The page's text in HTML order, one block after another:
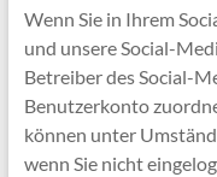
Wenn Sie in Ihrem
und unsere Social-
Betreiber des Social-
Benutzerkonto
können unter
wenn Sie nicht